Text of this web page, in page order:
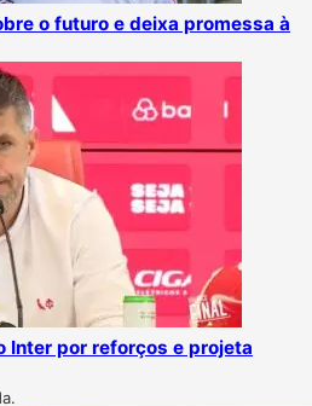
o futuro e deixa promessa à
Inter por reforços e projeta